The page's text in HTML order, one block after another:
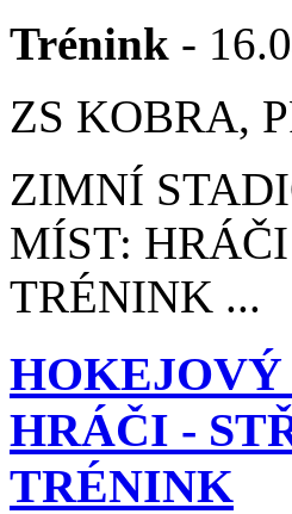
Trénink -
ZS KOBRA,
ZIMNÍ
MÍST:
TRÉNINK ...
HRÁČI -
TRÉNINK